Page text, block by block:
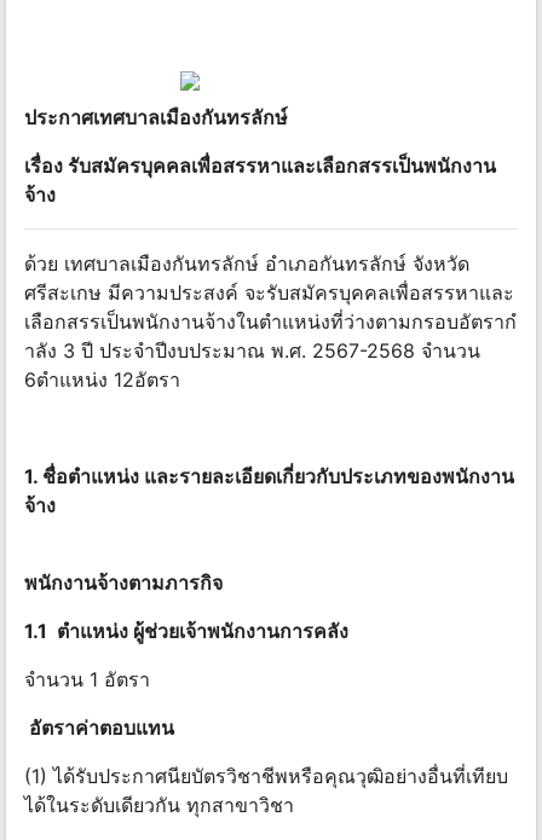
ประกาศเทศบาลเมืองกันทรลักษ์
เรื่อง รับสมัครบุคคลเพื่อสรรหาและเลือกสรรเป็นพนักงาน
จ้าง
ด้วย เทศบาลเมืองกันทรลักษ์ อําเภอกันทรลักษ์ จังหวัด
ศรีสะเกษ มีความประสงค์ จะรับสมัครบุคคลเพื่อสรรหาและ
เลือกสรรเป็นพนักงานจ้างในตําแหน่งที่ว่างตามกรอบอัตรากํ
าลัง 3 ปี ประจําปีงบประมาณ พ.ศ. 2567-2568 จํานวน
6ตําแหน่ง 12อัตรา
1. ชื่อตําแหน่ง และรายละเอียดเกี่ยวกับประเภทของพนักงาน
จ้าง
พนักงานจ้างตามภารกิจ
1.1 ตําแหน่ง ผู้ช่วยเจ้าพนักงานการคลัง
จำนวน 1 อัตรา
อัตราค่าตอบแทน
(1) ได้รับประกาศนียบัตรวิชาชีพหรือคุณวุฒิอย่างอื่นที่เทียบ
ได้ในระดับเดียวกัน ทุกสาขาวิชา